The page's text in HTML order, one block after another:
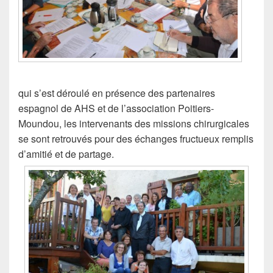
qui s’est déroulé en présence des partenaires
espagnol de AHS et de l’association Poitiers-
Moundou, les intervenants des missions chirurgicales
se sont retrouvés pour des échanges fructueux remplis
d’amitié et de partage.